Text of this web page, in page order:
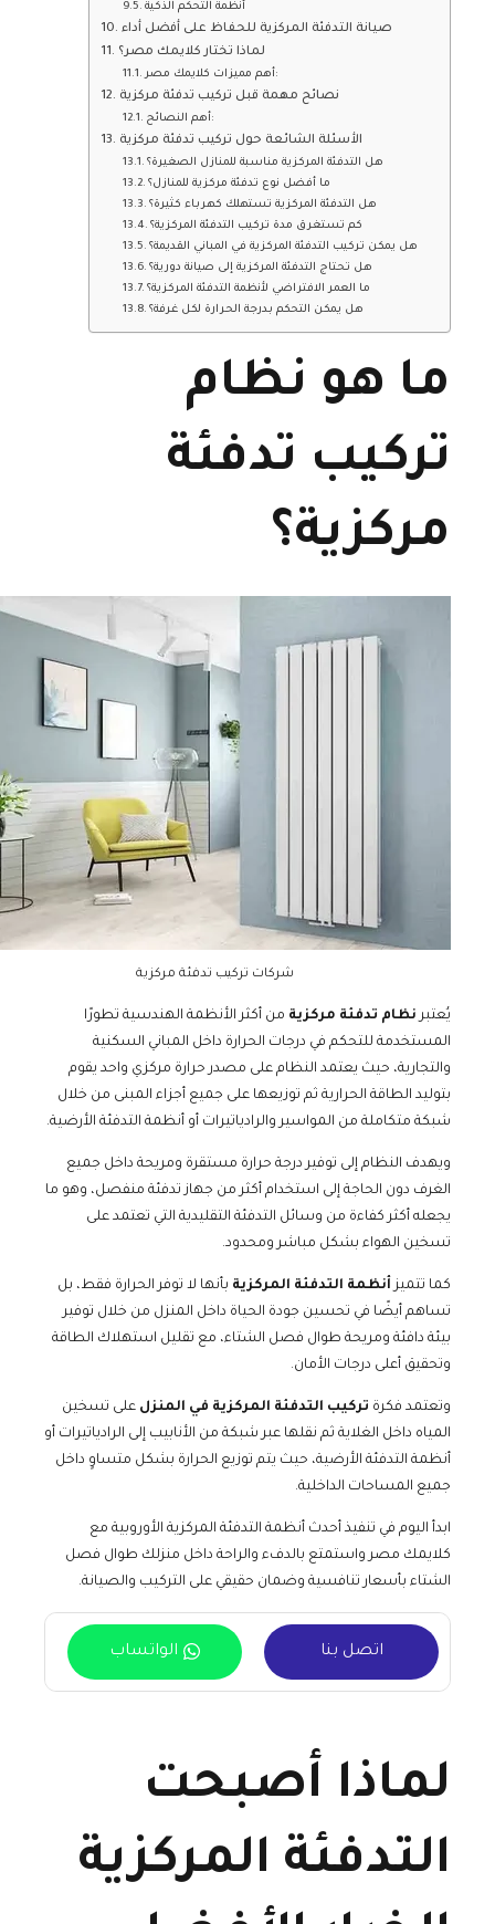
أنظمة التحكم الذكية
صيانة التدفئة المركزية للحفاظ على أفضل أداء
لماذا تختار كلايمك مصر؟
أهم مميزات كلايمك مصر:
نصائح مهمة قبل تركيب تدفئة مركزية
أهم النصائح:
الأسئلة الشائعة حول تركيب تدفئة مركزية
هل التدفئة المركزية مناسبة للمنازل الصغيرة؟
ما أفضل نوع تدفئة مركزية للمنازل؟
هل التدفئة المركزية تستهلك كهرباء كثيرة؟
كم تستغرق مدة تركيب التدفئة المركزية؟
هل يمكن تركيب التدفئة المركزية في المباني القديمة؟
هل تحتاج التدفئة المركزية إلى صيانة دورية؟
ما العمر الافتراضي لأنظمة التدفئة المركزية؟
هل يمكن التحكم بدرجة الحرارة لكل غرفة؟
ما هو نظام
تركيب تدفئة
مركزية؟
شركات تركيب تدفئة مركزية
يُعتبر نظام تدفئة مركزية من أكثر الأنظمة الهندسية تطورًا
المستخدمة للتحكم في درجات الحرارة داخل المباني السكنية
والتجارية، حيث يعتمد النظام على مصدر حرارة مركزي واحد يقوم
بتوليد الطاقة الحرارية ثم توزيعها على جميع أجزاء المبنى من خلال
شبكة متكاملة من المواسير والرادياتيرات أو أنظمة التدفئة الأرضية.
ويهدف النظام إلى توفير درجة حرارة مستقرة ومريحة داخل جميع
الغرف دون الحاجة إلى استخدام أكثر من جهاز تدفئة منفصل، وهو ما
يجعله أكثر كفاءة من وسائل التدفئة التقليدية التي تعتمد على
تسخين الهواء بشكل مباشر ومحدود.
كما تتميز أنظمة التدفئة المركزية بأنها لا توفر الحرارة فقط، بل
تساهم أيضًا في تحسين جودة الحياة داخل المنزل من خلال توفير
بيئة دافئة ومريحة طوال فصل الشتاء، مع تقليل استهلاك الطاقة
وتحقيق أعلى درجات الأمان.
وتعتمد فكرة تركيب التدفئة المركزية في المنزل على تسخين
المياه داخل الغلاية ثم نقلها عبر شبكة من الأنابيب إلى الرادياتيرات أو
أنظمة التدفئة الأرضية، حيث يتم توزيع الحرارة بشكل متساوٍ داخل
جميع المساحات الداخلية.
ابدأ اليوم في تنفيذ أحدث أنظمة التدفئة المركزية الأوروبية مع
كلايمك مصر واستمتع بالدفء والراحة داخل منزلك طوال فصل
الشتاء بأسعار تنافسية وضمان حقيقي على التركيب والصيانة.
اتصل بنا الواتساب
لماذا أصبحت
التدفئة المركزية